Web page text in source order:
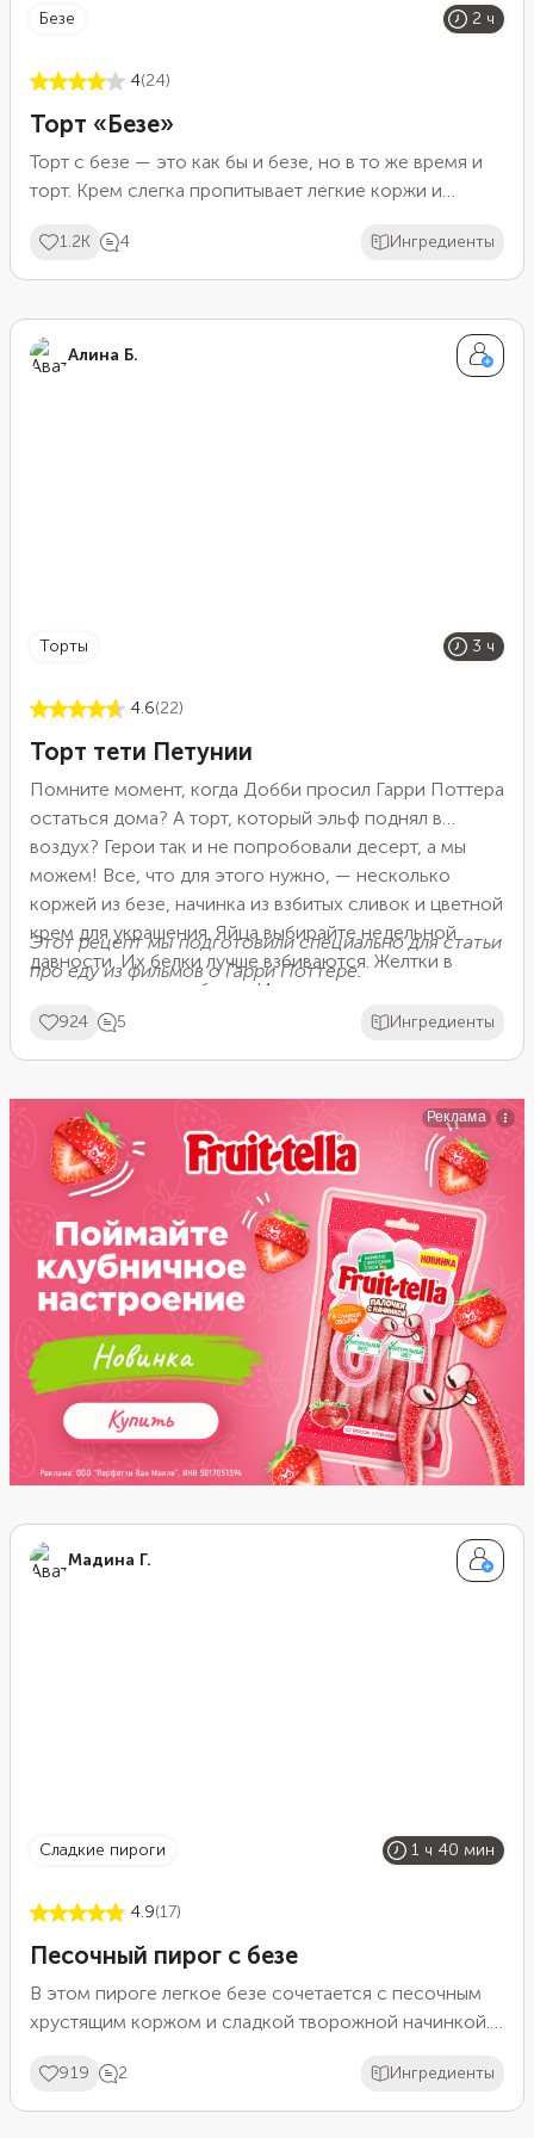
безе 2 ч
4(24)
Торт «Безе»
Торт с безе — это как бы и безе, но в то же время и
торт. Крем слегка пропитывает легкие коржи и
придают десерту приятную кислинку. Выглядит все
это великолепно, съедается — быстро.
1.2K 4 Ингредиенты
Алина Б.
торты 3 ч
4.6(22)
Торт тети Петунии
Помните момент, когда Добби просил Гарри Поттера
остаться дома? А торт, который эльф поднял в
воздух? Герои так и не попробовали десерт, а мы
можем! Все, что для этого нужно, — несколько
коржей из безе, начинка из взбитых сливок и цветной
крем для украшения. Яйца выбирайте недельной
давности. Их белки лучше взбиваются. Желтки в
рецепте не понадобятся. Из них можно сделать
домашний майонез или сладкий курд. Помните, у
Этот рецепт мы подготовили специально для статьи
про еду изфильмов о Гарри Поттере.
924 5 Ингредиенты
Мадина Г.
сладкие пироги 1 ч 40 мин
4.9(17)
Песочный пирог с безе
В этом пироге легкое безе сочетается с песочным
хрустящим коржом и сладкой творожной начинкой.
пирог в последнюю очередь, когда он уже почти
готов. Просто выложите их ровным слоем поверх
919 2 Ингредиенты